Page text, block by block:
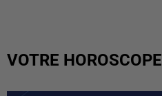
VOTRE HOROSCOPE